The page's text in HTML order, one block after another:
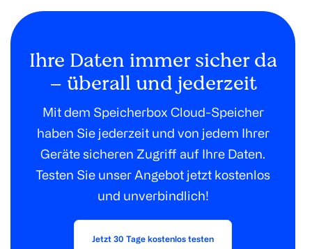
Ihre Daten immer sicher da
– überall und jederzeit
Mit dem Speicherbox Cloud-Speicher
haben Sie jederzeit und von jedem Ihrer
Geräte sicheren Zugriff auf Ihre Daten.
Testen Sie unser Angebot jetzt kostenlos
und unverbindlich!
Jetzt 30 Tage kostenlos testen